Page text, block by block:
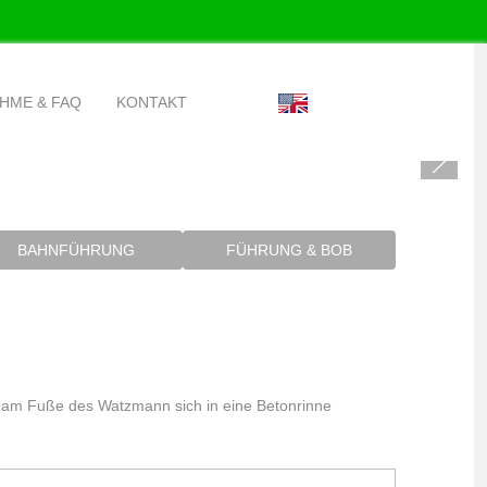
& FAQ KONTAKT Sprache auswählen
BAHNFÜHRUNG FÜHRUNG & BOB
Fuße des Watzmann sich in eine Betonrinne